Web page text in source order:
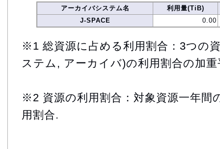
アーカイバシステム名
利用量(TiB)
J-SPACE
0.00
※1 総資源に占める利用割合：3つの
ステム, アーカイバ)の利用割合の加重
※2 資源の利用割合：対象資源一年間
用割合.